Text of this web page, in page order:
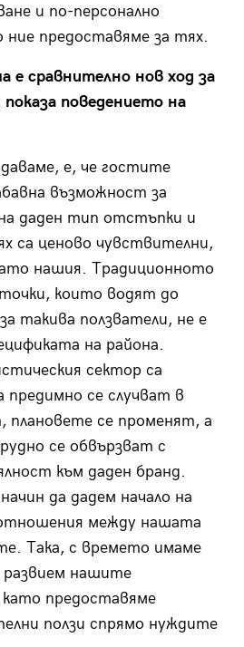
и по-персонално
предоставяме за тях.
е сравнително нов ход за
поведението на
е, че гостите
възможност за
даден тип отстъпки и
са ценово чувствителни,
нашия. Традиционното
които водят до
такива ползватели, не е
на района.
сектор са
се случват в
плановете се променят, а
се обвързват с
към даден бранд.
да дадем начало на
между нашата
Така, с времето имаме
нашите
предоставяме
ползи спрямо нуждите